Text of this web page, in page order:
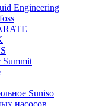
Engineering
Suniso
насосов